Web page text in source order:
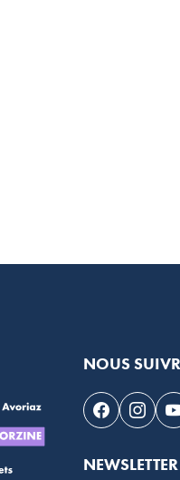
NOUS
Suivez-
NEWSLETTER